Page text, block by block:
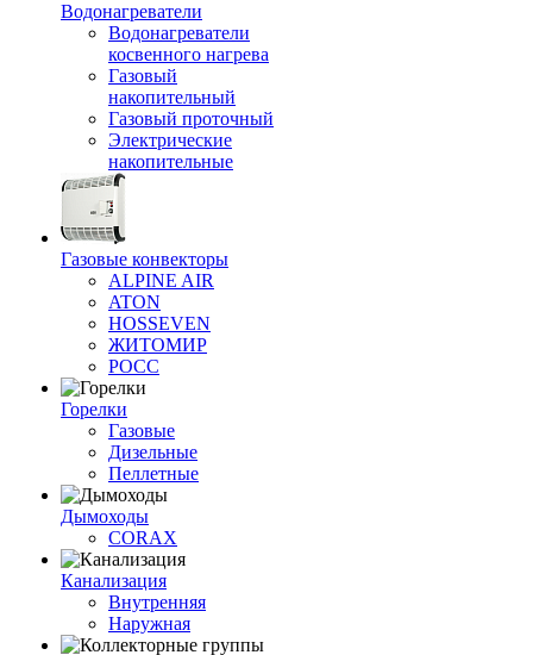
Водонагреватели
Водонагреватели
косвенного нагрева
Газовый
накопительный
Газовый проточный
Электрические
накопительные
Газовые конвекторы
ALPINE AIR
ATON
HOSSEVEN
ЖИТОМИР
РОСС
Горелки
Газовые
Дизельные
Пеллетные
Дымоходы
CORAX
Канализация
Внутренняя
Наружная